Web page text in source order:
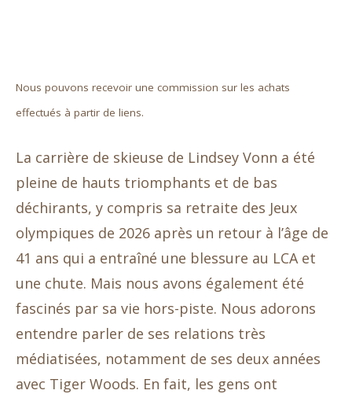
Nous pouvons recevoir une commission sur les achats
effectués à partir de liens.
La carrière de skieuse de Lindsey Vonn a été
pleine de hauts triomphants et de bas
déchirants, y compris sa retraite des Jeux
olympiques de 2026 après un retour à l’âge de
41 ans qui a entraîné une blessure au LCA et
une chute. Mais nous avons également été
fascinés par sa vie hors-piste. Nous adorons
entendre parler de ses relations très
médiatisées, notamment de ses deux années
avec Tiger Woods. En fait, les gens ont